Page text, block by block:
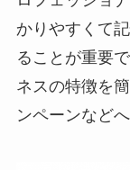
かりやすくて
ることが重要
ネスの特徴を
ンペーンなど